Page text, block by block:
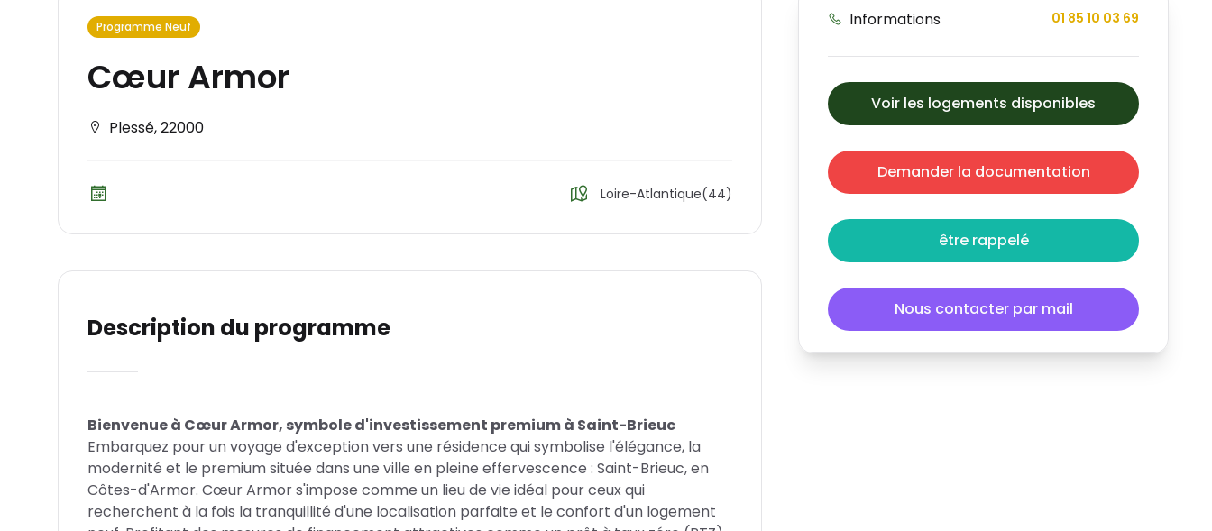
Programme Neuf
Cœur Armor
Plessé,22000
Loire-Atlantique(44)
Description du programme
Bienvenue à Cœur Armor, symbole d'investissement premium à Saint-Brieuc
Embarquez pour un voyage d'exception vers une résidence qui symbolise l'élégance, la
modernité et le premium située dans une ville en pleine effervescence : Saint-Brieuc, en
Côtes-d'Armor. Cœur Armor s'impose comme un lieu de vie idéal pour ceux qui
recherchent à la fois la tranquillité d'une localisation parfaite et le confort d'un logement
Informations 01 85 10 03 69
Voir les logements disponibles
Demander la documentation
être rappelé
Nous contacter par mail